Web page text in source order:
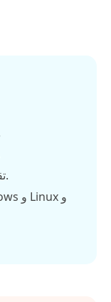
تقديم أدوات تحرير الفيديو الأساسية.